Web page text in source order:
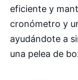
eficiente y
cronómetro y
ayudándote a
una pelea de